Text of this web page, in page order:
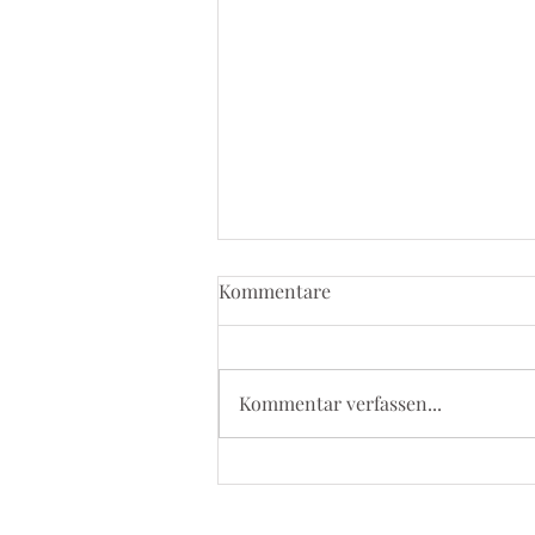
Kommentare
Kommentar verfassen...